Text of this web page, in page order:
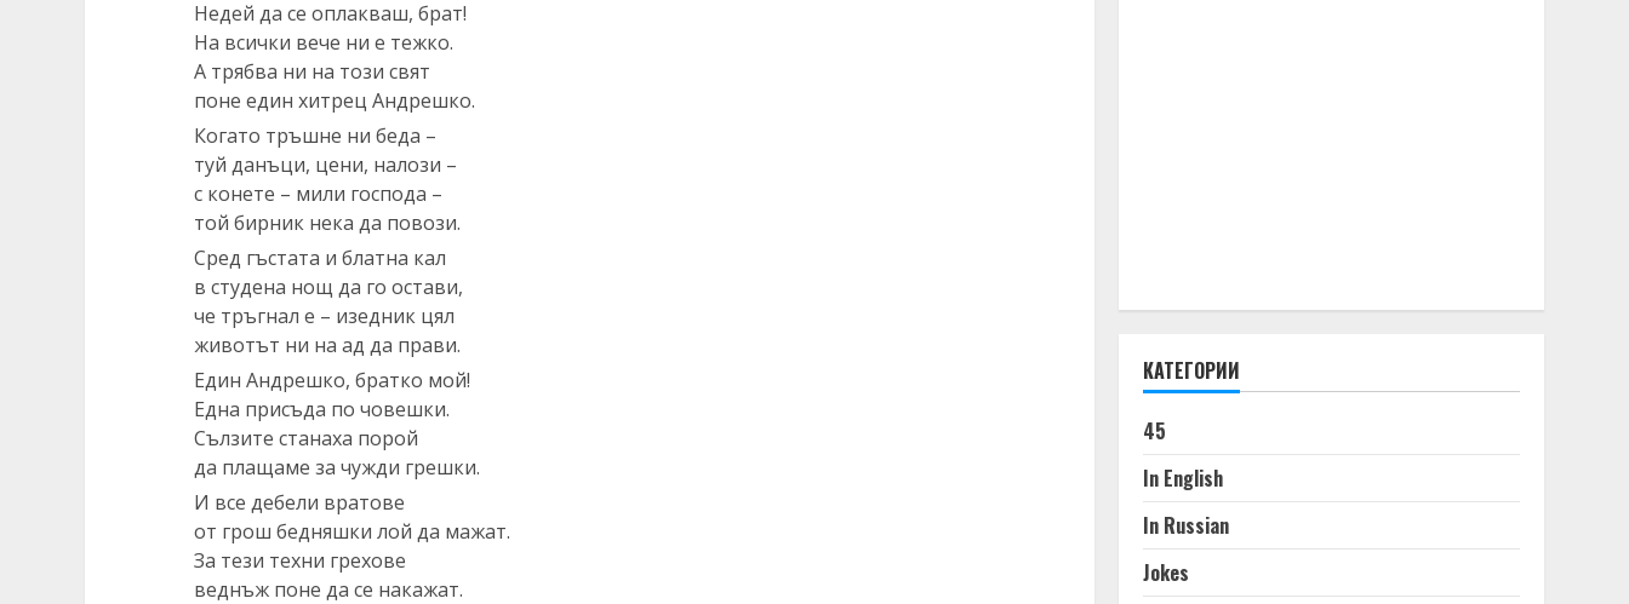
Недей да се оплакваш, брат!
На всички вече ни е тежко.
А трябва ни на този свят
поне един хитрец Андрешко.
Когато тръшне ни беда –
туй данъци, цени, налози –
с конете – мили господа –
той бирник нека да повози.
Сред гъстата и блатна кал
в студена нощ да го остави,
че тръгнал е – изедник цял
животът ни на ад да прави.
Един Андрешко, братко мой!
Една присъда по човешки.
Сълзите станаха порой
да плащаме за чужди грешки.
И все дебели вратове
от грош бедняшки лой да мажат.
За тези техни грехове
веднъж поне да се накажат.
КАТЕГОРИИ
45
In English
In Russian
Jokes